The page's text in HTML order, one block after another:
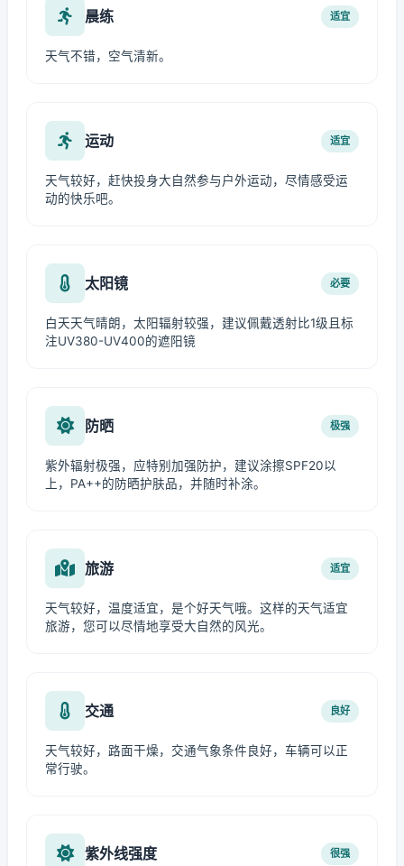
晨练 适宜
天气不错，空气清新。
运动 适宜
天气较好，赶快投身大自然参与户外运动，尽情感受运
动的快乐吧。
太阳镜 必要
白天天气晴朗，太阳辐射较强，建议佩戴透射比1级且标
注UV380-UV400的遮阳镜
防晒 极强
紫外辐射极强，应特别加强防护，建议涂擦SPF20以
上，PA++的防晒护肤品，并随时补涂。
旅游 适宜
天气较好，温度适宜，是个好天气哦。这样的天气适宜
旅游，您可以尽情地享受大自然的风光。
交通 良好
天气较好，路面干燥，交通气象条件良好，车辆可以正
常行驶。
紫外线强度 很强